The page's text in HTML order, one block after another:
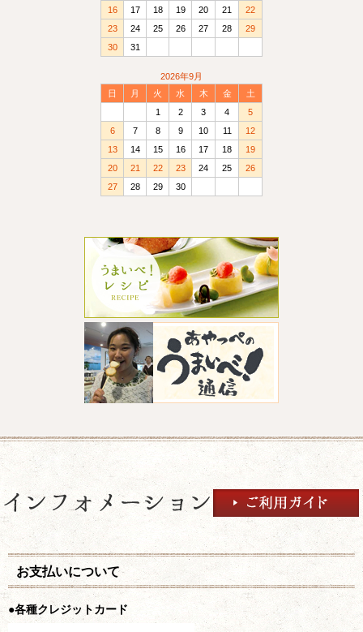
16
17 18 19 20 21
22
23
24 25 26 27 28
29
30
31
2026年9月
日
月 火 水 木 金
土
1
2 3 4
5
6
7 8 9 10 11
12
13
14 15 16 17 18
19
20
21 22 23 24 25
26
27
28 29 30
お支払いについて
●各種クレジットカード